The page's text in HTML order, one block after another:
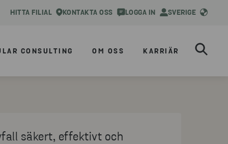
HITTA FILIAL KONTAKTA OSS LOGGA IN SVERIGE
CONSULTING OM OSS KARRIÄR
säkert, effektivt och